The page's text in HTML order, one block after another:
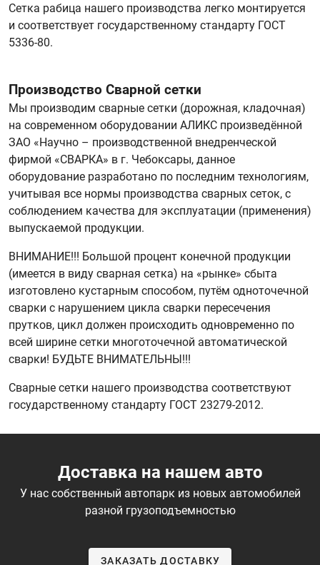
Сетка рабица нашего производства легко монтируется
и соответствует государственному стандарту ГОСТ
5336-80.
Производство Сварной сетки
Мы производим сварные сетки (дорожная, кладочная)
на современном оборудовании АЛИКС произведённой
ЗАО «Научно – производственной внедренческой
фирмой «СВАРКА» в г. Чебоксары, данное
оборудование разработано по последним технологиям,
учитывая все нормы производства сварных сеток, с
соблюдением качества для эксплуатации (применения)
выпускаемой продукции.
ВНИМАНИЕ!!! Большой процент конечной продукции
(имеется в виду сварная сетка) на «рынке» сбыта
изготовлено кустарным способом, путём одноточечной
сварки с нарушением цикла сварки пересечения
прутков, цикл должен происходить одновременно по
всей ширине сетки многоточечной автоматической
сварки! БУДЬТЕ ВНИМАТЕЛЬНЫ!!!
Сварные сетки нашего производства соответствуют
государственному стандарту ГОСТ 23279-2012.
Доставка на нашем авто
У нас собственный автопарк из новых автомобилей
разной грузоподъемностью
ЗАКАЗАТЬ ДОСТАВКУ